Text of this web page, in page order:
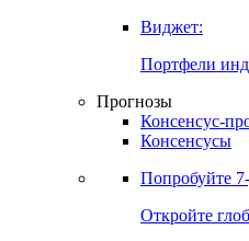
Виджет:
Портфели
Прогнозы
Консенсус-
Консенсусы
Попробуйте
Откройте